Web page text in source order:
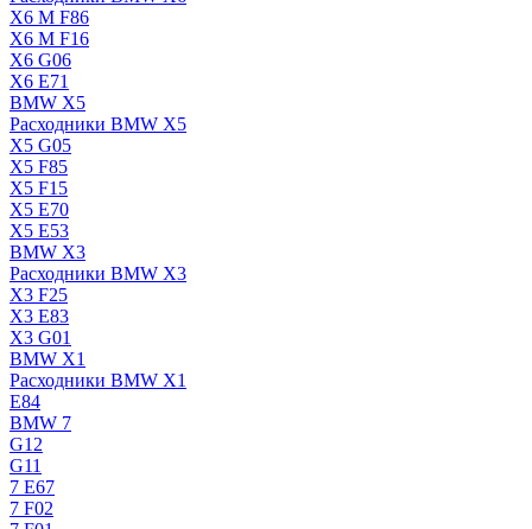
X6 M F86
X6 M F16
X6 G06
X6 E71
BMW X5
Расходники BMW X5
X5 G05
X5 F85
X5 F15
X5 E70
X5 E53
BMW X3
Расходники BMW X3
X3 F25
X3 E83
X3 G01
BMW X1
Расходники BMW X1
E84
BMW 7
G12
G11
7 Е67
7 F02